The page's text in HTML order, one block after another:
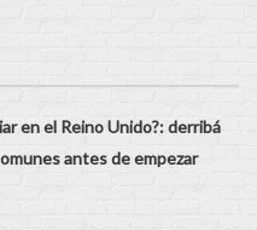
en el Reino Unido?: derribá
antes de empezar